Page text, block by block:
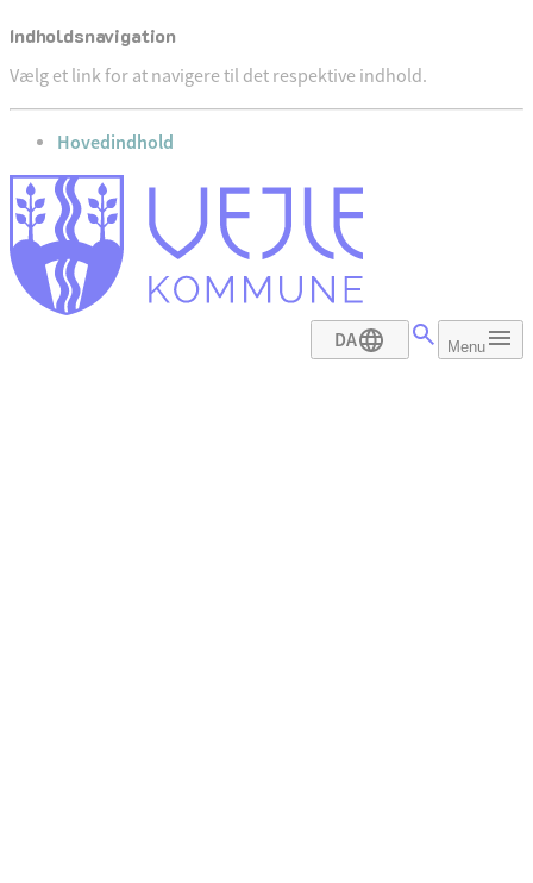
Indholdsnavigation
Vælg et link for at navigere til det respektive indhold.
gå til
Hovedindhold
DA Menu